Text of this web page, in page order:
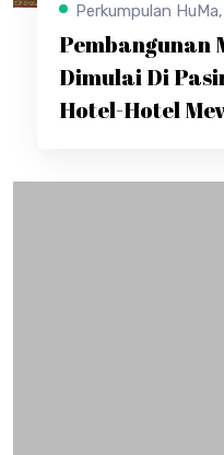
Perkumpulan
Pembangunan
Dimulai Di
Hotel-Hotel